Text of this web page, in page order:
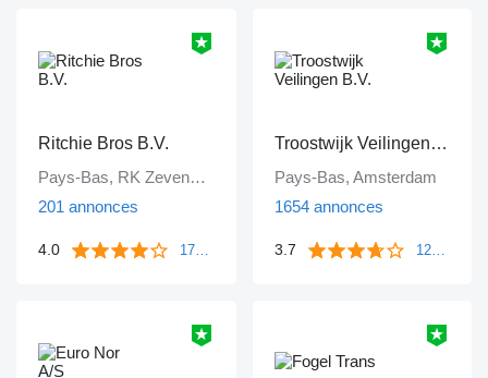
Ritchie Bros B.V.
Pays-Bas, RK Zevenbergen
201 annonces
4.0
Troostwijk Veilingen B.V.
Pays-Bas, Amsterdam
1654 annonces
3.7 1249 commentaires